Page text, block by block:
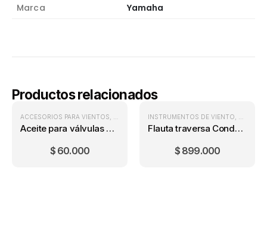
Marca Yamaha
Productos relacionados
ACCESORIOS PARA VIENTOS
Aceite para válvulas Yamaha Regular
$60.000
INSTRUMENTOS DE VIENTO
Flauta traversa Conductor M1115N
$899.000